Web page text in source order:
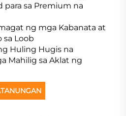
para sa Premium na
ng mga Kabanata at
sa Loob
Huling Hugis na
Mahilig sa Aklat ng